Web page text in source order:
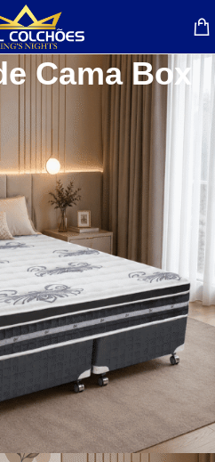
Cama Box
oferece conforto premium,
mais tranquilas. Sua estrutura
e excelente adaptação ao
e melhor alinhamento da coluna.
de movimento e
o sono. Além disso, o acabamento
garantem mais
3 anos de garantia e representa
busca conforto, suporte e